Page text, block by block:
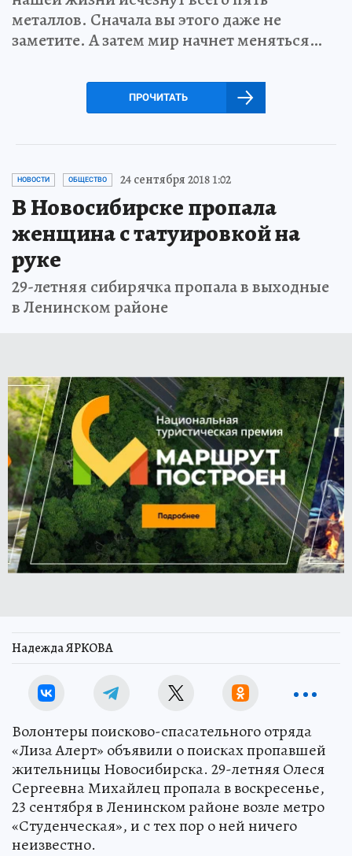
металлов. Сначала вы этого даже не
заметите. А затем мир начнет меняться…
ПРОЧИТАТЬ
НОВОСТИ ОБЩЕСТВО 24 сентября 2018 1:02
В Новосибирске пропала
женщина с татуировкой на
руке
29-летняя сибирячка пропала в выходные
в Ленинском районе
Надежда ЯРКОВА
Волонтеры поисково-спасательного отряда
«Лиза Алерт» объявили о поисках пропавшей
жительницы Новосибирска. 29-летняя Олеся
Сергеевна Михайлец пропала в воскресенье,
23 сентября в Ленинском районе возле метро
«Студенческая», и с тех пор о ней ничего
неизвестно.